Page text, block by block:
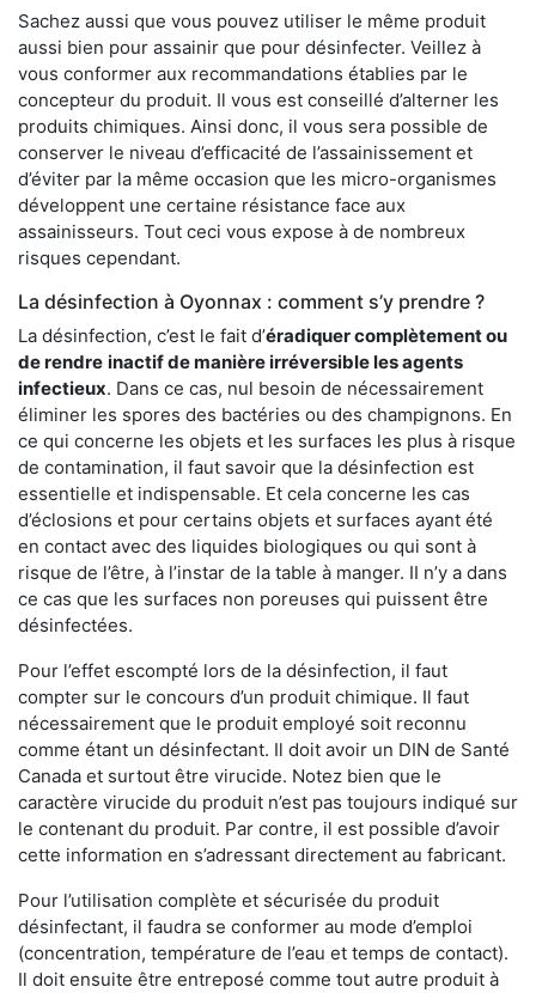
Sachez aussi que vous pouvez utiliser le même produit
aussi bien pour assainir que pour désinfecter. Veillez à
vous conformer aux recommandations établies par le
concepteur du produit. Il vous est conseillé d’alterner les
produits chimiques. Ainsi donc, il vous sera possible de
conserver le niveau d’efficacité de l’assainissement et
d’éviter par la même occasion que les micro-organismes
développent une certaine résistance face aux
assainisseurs. Tout ceci vous expose à de nombreux
risques cependant.
La désinfection à Oyonnax : comment s’y prendre ?
La désinfection, c’est le fait d’éradiquer complètement ou
de rendre inactif de manière irréversible les agents
infectieux. Dans ce cas, nul besoin de nécessairement
éliminer les spores des bactéries ou des champignons. En
ce qui concerne les objets et les surfaces les plus à risque
de contamination, il faut savoir que la désinfection est
essentielle et indispensable. Et cela concerne les cas
d’éclosions et pour certains objets et surfaces ayant été
en contact avec des liquides biologiques ou qui sont à
risque de l’être, à l’instar de la table à manger. II n’y a dans
ce cas que les surfaces non poreuses qui puissent être
désinfectées.
Pour l’effet escompté lors de la désinfection, il faut
compter sur le concours d’un produit chimique. Il faut
nécessairement que le produit employé soit reconnu
comme étant un désinfectant. Il doit avoir un DIN de Santé
Canada et surtout être virucide. Notez bien que le
caractère virucide du produit n’est pas toujours indiqué sur
le contenant du produit. Par contre, il est possible d’avoir
cette information en s’adressant directement au fabricant.
Pour l’utilisation complète et sécurisée du produit
désinfectant, il faudra se conformer au mode d’emploi
(concentration, température de l’eau et temps de contact).
Il doit ensuite être entreposé comme tout autre produit à